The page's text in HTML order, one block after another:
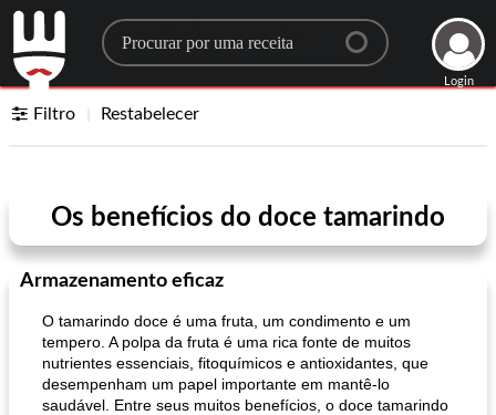
Search for a recipe
Login
Filtro Restabelecer
Os benefícios do doce tamarindo
Armazenamento eficaz
O tamarindo doce é uma fruta, um condimento e um
tempero. A polpa da fruta é uma rica fonte de muitos
nutrientes essenciais, fitoquímicos e antioxidantes, que
desempenham um papel importante em mantê-lo
saudável. Entre seus muitos benefícios, o doce tamarindo